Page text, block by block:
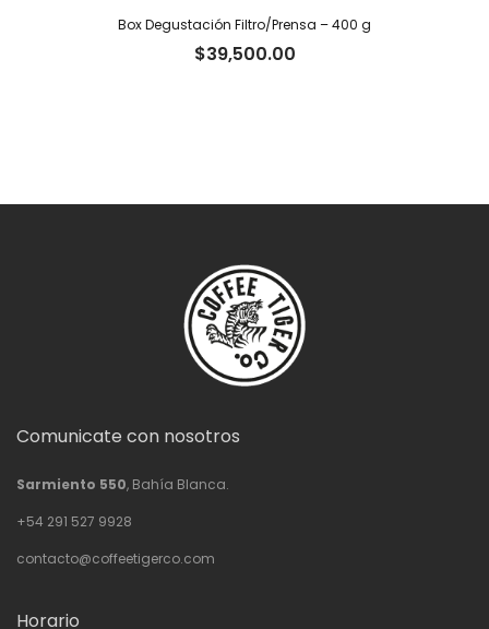
Box Degustación Filtro/Prensa – 400 g
$39,500.00
Comunicate con nosotros
Sarmiento 550, Bahía Blanca.
+54 291 527 9928
contacto@coffeetigerco.com
Horario